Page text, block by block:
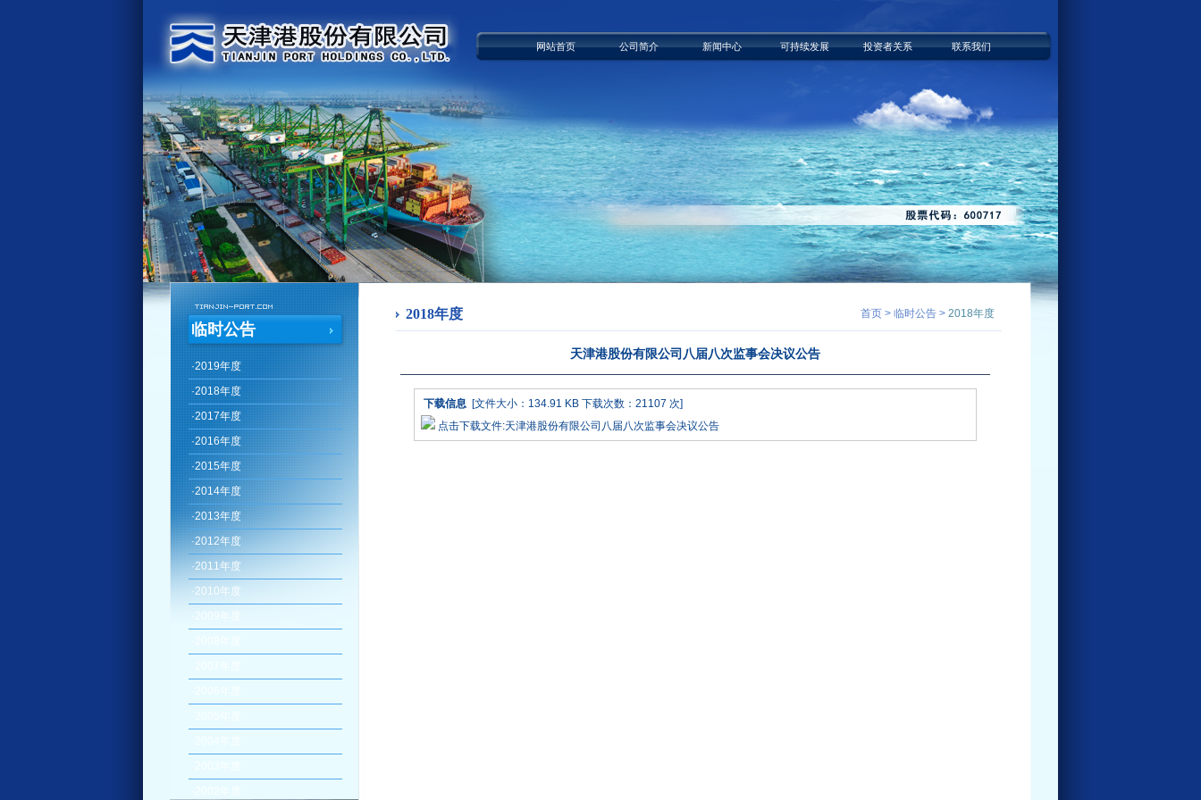
联系我们
投资者关系
可持续发展
新闻中心
公司简介
网站首页
临时公告
·2019年度
·2018年度
·2017年度
·2016年度
·2015年度
·2014年度
·2013年度
·2012年度
·2011年度
·2010年度
2009年度
2018年度 首页 > 临时公告 > 2018年度
天津港股份有限公司八届八次监事会决议公告
下载信息[文件大小：134.91 KB 下载次数： 21107 次]
点击下载文件:天津港股份有限公司八届八次监事会决议公告